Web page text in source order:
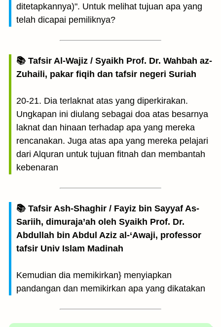
ditetapkannya)". Untuk melihat tujuan apa yang
telah dicapai pemiliknya?
📚 Tafsir Al-Wajiz / Syaikh Prof. Dr. Wahbah az-
Zuhaili, pakar fiqih dan tafsir negeri Suriah
20-21. Dia terlaknat atas yang diperkirakan.
Ungkapan ini diulang sebagai doa atas besarnya
laknat dan hinaan terhadap apa yang mereka
rencanakan. Juga atas apa yang mereka pelajari
dari Alquran untuk tujuan fitnah dan membantah
kebenaran
📚 Tafsir Ash-Shaghir / Fayiz bin Sayyaf As-
Sariih, dimuraja’ah oleh Syaikh Prof. Dr.
Abdullah bin Abdul Aziz al-‘Awaji, professor
tafsir Univ Islam Madinah
Kemudian dia memikirkan} menyiapkan
pandangan dan memikirkan apa yang dikatakan